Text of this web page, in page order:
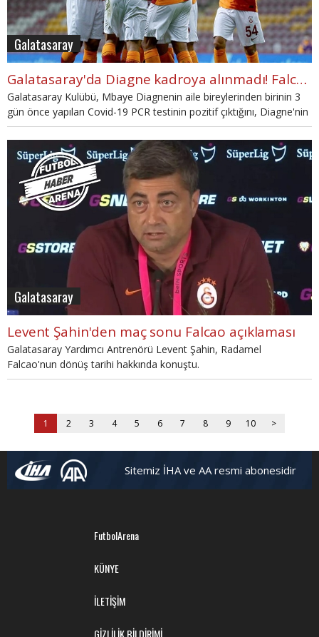
Galatasaray
Galatasaray'da Diagne kadroya alınmadı! Falcao
Galatasaray Kulübü, Mbaye Diagnenin aile bireylerinden birinin 3
gün önce yapılan Covid-19 PCR testinin pozitif çıktığını, Diagne'nin
2 testinin negatif çıkmasına rağmen tedbir olarak Trabzonspor
kafilesinde yer almadığını açıkladı.
Galatasaray
Levent Şahin'den maç sonu Falcao açıklaması
Galatasaray Yardımcı Antrenörü Levent Şahin, Radamel
Falcao'nun dönüş tarihi hakkında konuştu.
1 2 3 4 5 6 7 8 9 10 >
Sitemiz İHA ve AA resmi abonesidir
FutbolArena
KÜNYE
İLETİŞİM
GİZLİLİK BİLDİRİMİ